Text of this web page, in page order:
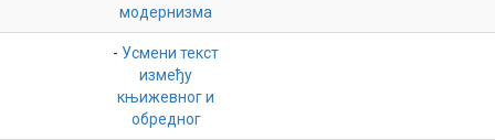
модернизма
- Усмени текст
између
књижевног и
обредног